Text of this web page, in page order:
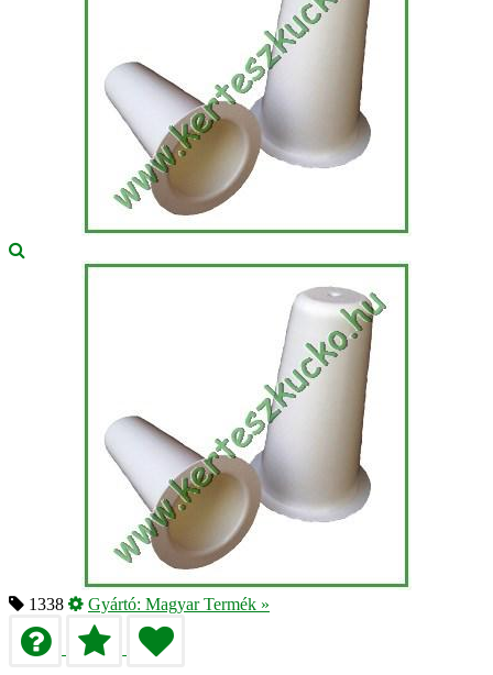
1338 Gyártó: Magyar Termék »